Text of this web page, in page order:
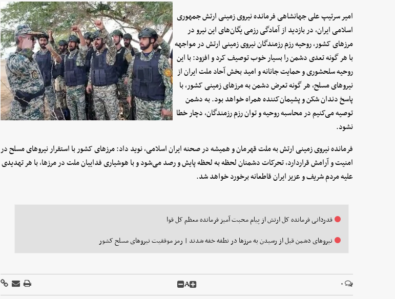
امیر سرتیپ علی جهانشاهی فرمانده نیروی زمینی ارتش جمهوری
اسلامی ایران، در بازدید از آمادگی رزمی یگان‌های این نیرو در
مرزهای کشور، روحیه رزم رزمندگان نیروی زمینی ارتش در مواجهه
با هر گونه تعدی دشمن را بسیار خوب توصیف کرد و افزود: با این
روحیه سلحشوری و حمایت جانانه و امید بخش آحاد ملت ایران از
نیروهای مسلح، هر گونه تعرض دشمن به مرزهای زمینی کشور، با
پاسخ دندان شکن و پشیمان‌کننده همراه خواهد بود. به دشمن
توصیه می‌کنیم در محاسبه روحیه و توان رزم رزمندگان، دچار خطا
نشود.
فرمانده نیروی زمینی ارتش به ملت قهرمان و همیشه در صحنه ایران اسلامی، نوید داد: مرزهای کشور با استقرار نیروهای مسلح در
امنیت و آرامش قراردارد، تحرکات دشمنان لحظه به لحظه پایش و رصد می‌شود و با هوشیاری فداییان ملت در مرزها، با هر تهدیدی
علیه مردم شریف و عزیز ایران قاطعانه برخورد خواهد شد.
قدردانی فرمانده کل ارتش از پیام محبت آمیز فرمانده معظم کل قوا
نیروهای دشمن قبل از رسیدن به مرزها در نطفه خفه شدند | رمز موفقیت نیروهای مسلح کشور
۰ A